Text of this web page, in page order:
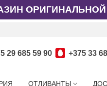
29 685 59 90 +375 33
ОТЛИВАНТЫ